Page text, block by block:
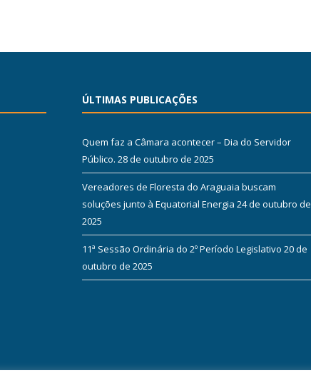
ÚLTIMAS PUBLICAÇÕES
Quem faz a Câmara acontecer – Dia do Servidor
Público. 28 de outubro de 2025
Vereadores de Floresta do Araguaia buscam
soluções junto à Equatorial Energia 24 de outubro de
2025
11ª Sessão Ordinária do 2º Período Legislativo 20 de
outubro de 2025